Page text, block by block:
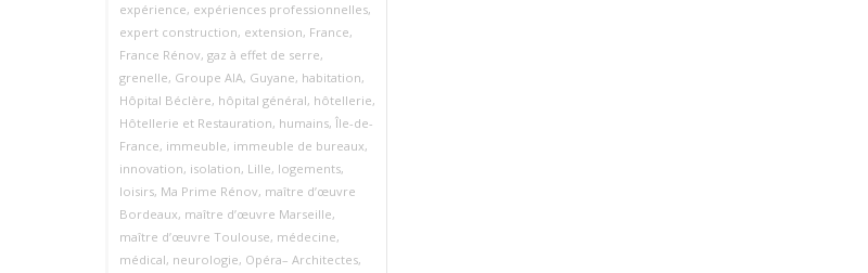
expérience, expériences professionnelles,
expert construction, extension, France,
France Rénov, gaz à effet de serre,
grenelle, Groupe AIA, Guyane, habitation,
Hôpital Béclère, hôpital général, hôtellerie,
Hôtellerie et Restauration, humains, Île-de-
France, immeuble, immeuble de bureaux,
innovation, isolation, Lille, logements,
loisirs, Ma Prime Rénov, maître d’œuvre
Bordeaux, maître d’œuvre Marseille,
maître d’œuvre Toulouse, médecine,
médical, neurologie, Opéra– Architectes,